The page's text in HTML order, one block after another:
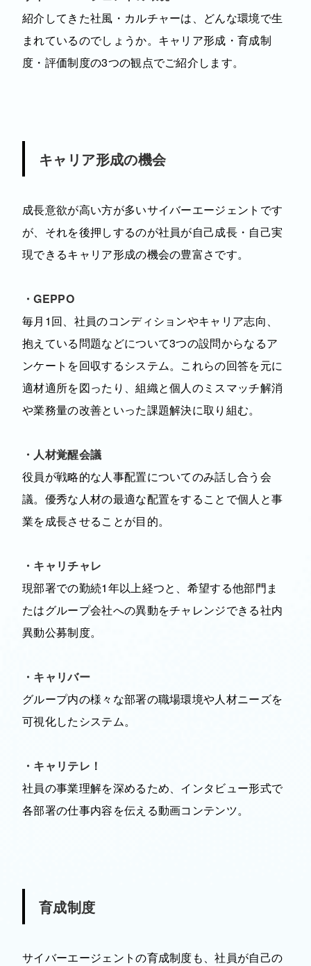
紹介してきた社風・カルチャーは、どんな環境で生
まれているのでしょうか。キャリア形成・育成制
度・評価制度の3つの観点でご紹介します。
キャリア形成の機会
成長意欲が高い方が多いサイバーエージェントです
が、それを後押しするのが社員が自己成長・自己実
現できるキャリア形成の機会の豊富さです。
・GEPPO
毎月1回、社員のコンディションやキャリア志向、
抱えている問題などについて3つの設問からなるア
ンケートを回収するシステム。これらの回答を元に
適材適所を図ったり、組織と個人のミスマッチ解消
や業務量の改善といった課題解決に取り組む。
・人材覚醒会議
役員が戦略的な人事配置についてのみ話し合う会
議。優秀な人材の最適な配置をすることで個人と事
業を成長させることが目的。
・キャリチャレ
現部署での勤続1年以上経つと、希望する他部門ま
たはグループ会社への異動をチャレンジできる社内
異動公募制度。
・キャリバー
グループ内の様々な部署の職場環境や人材ニーズを
可視化したシステム。
・キャリテレ！
社員の事業理解を深めるため、インタビュー形式で
各部署の仕事内容を伝える動画コンテンツ。
育成制度
サイバーエージェントの育成制度も、社員が自己の